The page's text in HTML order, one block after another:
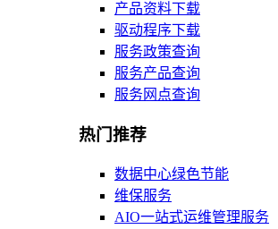
产品资料下载
驱动程序下载
服务政策查询
服务产品查询
服务网点查询
热门推荐
数据中心绿色节能
维保服务
AIO一站式运维管理服务